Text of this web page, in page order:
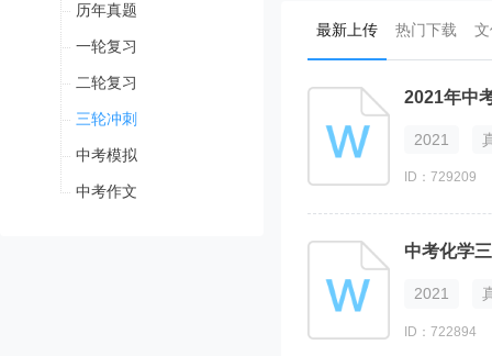
历年真题
一轮复习
二轮复习
三轮冲刺
中考模拟
中考作文
最新上传(current)
热门下载
2021年中
2021
ID：729209
中考化学
2021
ID：722894